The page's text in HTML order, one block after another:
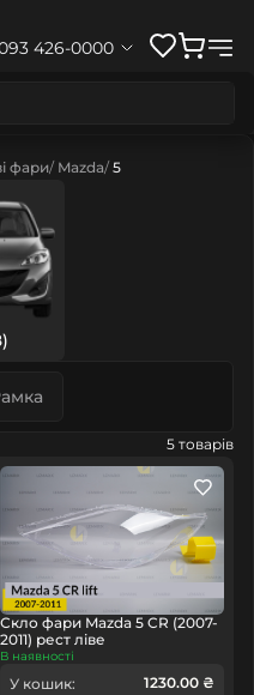
426-0000
фари Mazda 5
5 товарів
Скло фари Mazda 5 CR (2007-
2011) рест ліве
В наявності
У кошик: 1230.00 ₴